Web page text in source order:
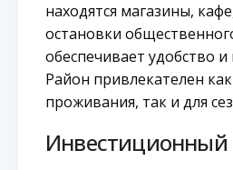
находятся магазины,
остановки
обеспечивает удобство
Район привлекателен
проживания, так и для
Инвестиционный